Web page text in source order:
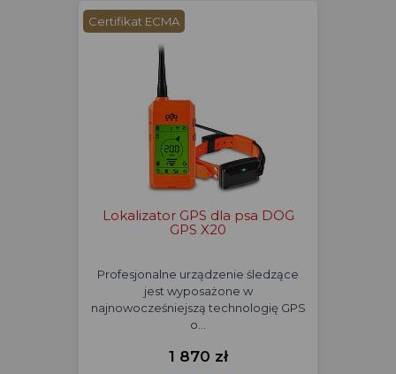
Certifikat ECMA
Lokalizator GPS dla psa DOG
GPS X20
Profesjonalne urządzenie śledzące
jest wyposażone w
najnowocześniejszą technologię GPS
o…
1 870 zł